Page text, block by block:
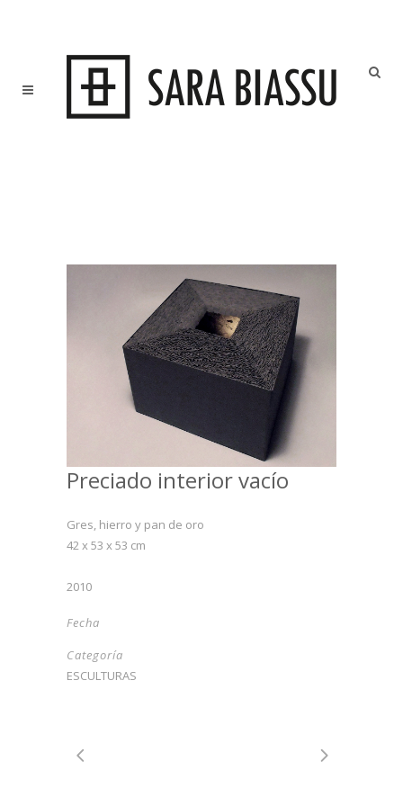
Preciado interior vacío
Gres, hierro y pan de oro
42 x 53 x 53 cm
2010
Fecha
Categoría
ESCULTURAS